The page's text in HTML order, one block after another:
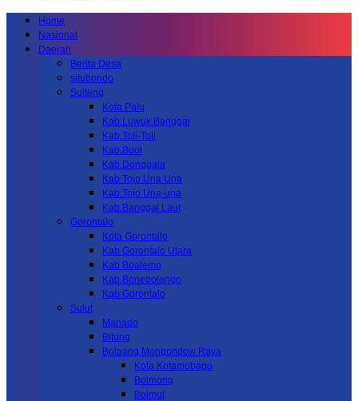
Home
Nasional
Daerah
Berita Desa
situbondo
Sulteng
Kota Palu
Kab.Luwuk Banggai
Kab.Toli-Toli
Kab.Buol
Kab.Donggala
Kab Tojo Una Una
Kab.Tojo Una-una
Kab.Banggai Laut
Gorontalo
Kota Gorontalo
Kab Gorontalo Utara
Kab Boalemo
Kab.Bonebolango
Kab.Gorontalo
Sulut
Manado
Bitung
Bolaang Mongondow Raya
Kota Kotamobagu
Bolmong
Bolmut